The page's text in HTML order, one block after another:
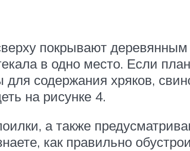
покрывают
в одно место. Если
содержания хряков,
на рисунке 4.
а также
как правильно